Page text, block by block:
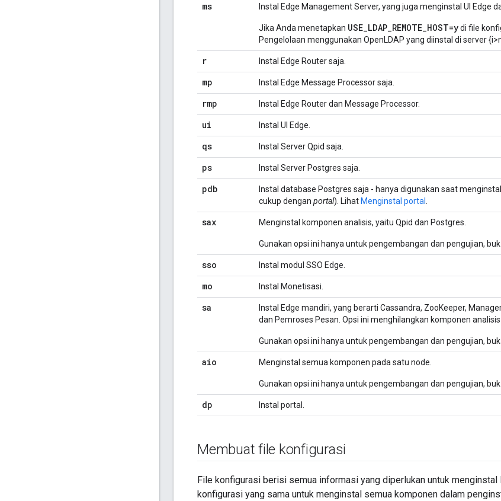
ms Instal Edge Management Server, yang juga menginstal UI Edge
Jika Anda menetapkan USE_LDAP_REMOTE_HOST=ydi file
Pengelolaan menggunakan OpenLDAP yang diinstal di server
r Instal Edge Router saja.
mp Instal Edge Message Processor saja.
rmp Instal Edge Router dan Message Processor.
ui Instal UI Edge.
qs Instal Server Qpid saja.
ps Instal Server Postgres saja.
pdb
Instal database Postgres saja - hanya digunakan saat
cukup dengan portal). Lihat Menginstal portal
sax Menginstal komponen analisis, yaitu Qpid dan Postgres.
Gunakan opsi ini hanya untuk pengembangan dan pengujian,
sso Instal modul SSO Edge.
mo Instal Monetisasi.
sa
Instal Edge mandiri, yang berarti Cassandra, ZooKeeper,
dan Pemroses Pesan. Opsi ini menghilangkan komponen analisis
Gunakan opsi ini hanya untuk pengembangan dan pengujian,
aio Menginstal semua komponen pada satu node.
Gunakan opsi ini hanya untuk pengembangan dan pengujian,
dp Instal portal.
Membuat file konfigurasi
File konfigurasi berisi semua informasi yang diperlukan untuk menginstal
konfigurasi yang sama untuk menginstal semua komponen dalam